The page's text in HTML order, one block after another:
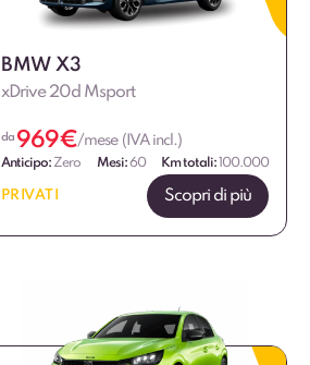
BMW X3
xDrive 20d Msport
da 969€/mese (IVA incl.)
Anticipo: Zero Mesi:60 Km totali: 100.000
PRIVATI Scopri di più